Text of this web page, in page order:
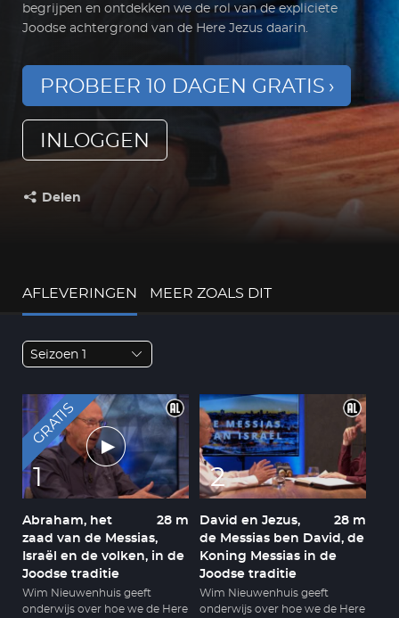
begrijpen en ontdekken we de rol van de expliciete
Joodse achtergrond van de Here Jezus daarin.
PROBEER 10 DAGEN GRATIS
INLOGGEN
Delen
AFLEVERINGEN MEER ZOALS DIT
Seizoen 1
GRATIS
1
28 m
Abraham, het
zaad van de Messias,
Israël en de volken, in de
Joodse traditie
Wim Nieuwenhuis geeft
onderwijs over hoe we de Here
2
28 m
David en Jezus,
de Messias ben David, de
Koning Messias in de
Joodse traditie
Wim Nieuwenhuis geeft
onderwijs over hoe we de Here